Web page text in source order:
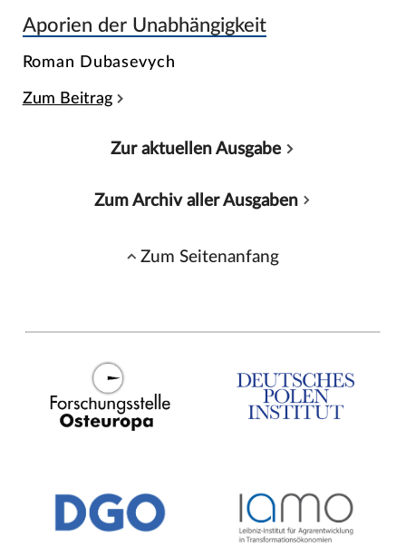
Aporien der Unabhängigkeit
Roman Dubasevych
Zum Beitrag
Zur aktuellen Ausgabe
Zum Archiv aller Ausgaben
Zum Seitenanfang